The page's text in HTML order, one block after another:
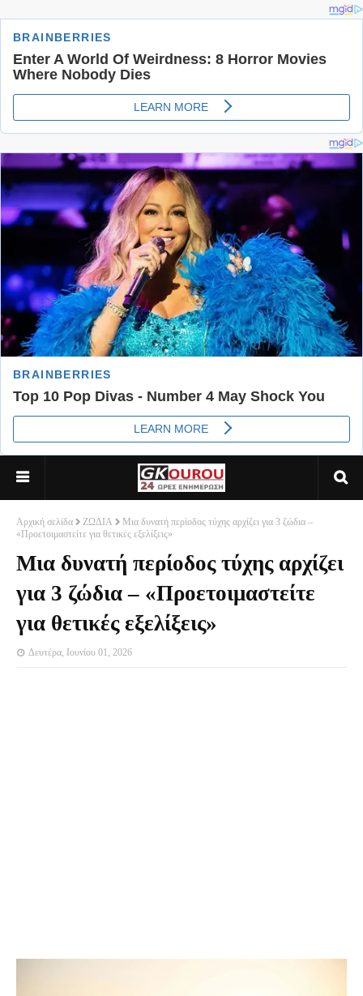
Αρχική σελίδα ΖΩΔΙΑ
Μια δυνατή περίοδος τύχης αρχίζει για 3 ζώδια –
«Προετοιμαστείτε για θετικές εξελίξεις»
Μια δυνατή περίοδος τύχης αρχίζει
για 3 ζώδια – «Προετοιμαστείτε
για θετικές εξελίξεις»
Δευτέρα, Ιουνίου 01, 2026